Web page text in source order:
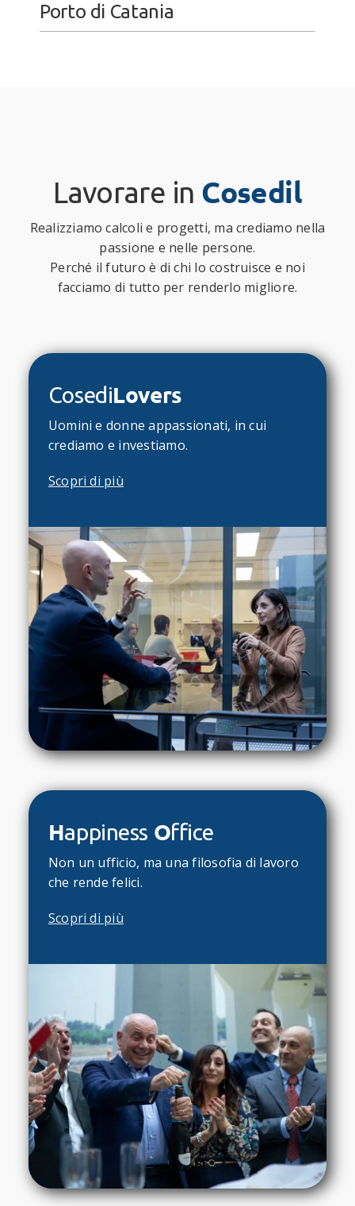
Porto di Catania
Lavorare in Cosedil
Realizziamo calcoli e progetti, ma crediamo nella
passione e nelle persone.
Perché il futuro è di chi lo costruisce e noi
facciamo di tutto per renderlo migliore.
CosediLovers
Uomini e donne appassionati, in cui
crediamo e investiamo.
Scopri di più
Happiness Office
Non un ufficio, ma una filosofia di lavoro
che rende felici.
Scopri di più